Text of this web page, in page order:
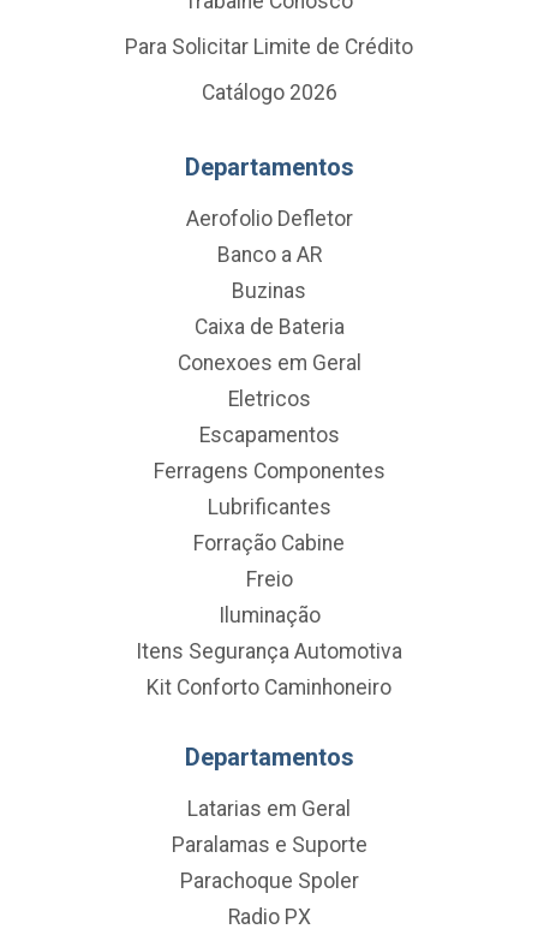
Para Solicitar Limite de Crédito
Catálogo 2026
Departamentos
Aerofolio Defletor
Banco a AR
Buzinas
Caixa de Bateria
Conexoes em Geral
Eletricos
Escapamentos
Ferragens Componentes
Lubrificantes
Forração Cabine
Freio
Iluminação
Itens Segurança Automotiva
Kit Conforto Caminhoneiro
Departamentos
Latarias em Geral
Paralamas e Suporte
Parachoque Spoler
Radio PX